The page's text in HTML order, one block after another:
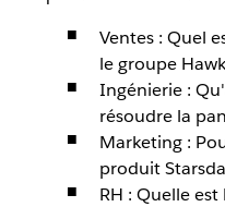
Ventes : Quel
le groupe
Ingénierie :
résoudre la
Marketing :
produit
RH : Quelle